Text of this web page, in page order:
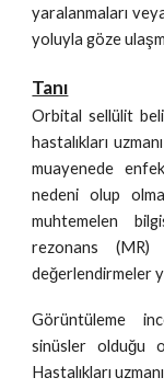
yaralanmaları
yoluyla göze
Tanı
Orbital sellülit
hastalıkları
muayenede
nedeni olup
muhtemelen
rezonans (MR)
değerlendirmeler
Görüntüleme
sinüsler olduğu
Hastalıkları